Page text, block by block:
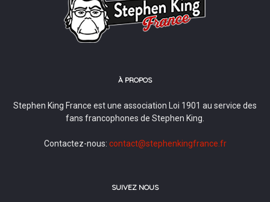
À PROPOS
Stephen King France est une association Loi 1901 au service des
fans francophones de Stephen King.
Contactez-nous: contact@stephenkingfrance.fr
SUIVEZ NOUS